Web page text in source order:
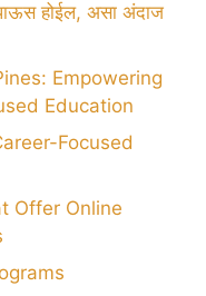
होईल, असा अंदाज
Empowering
Education
Focused
Offer Online